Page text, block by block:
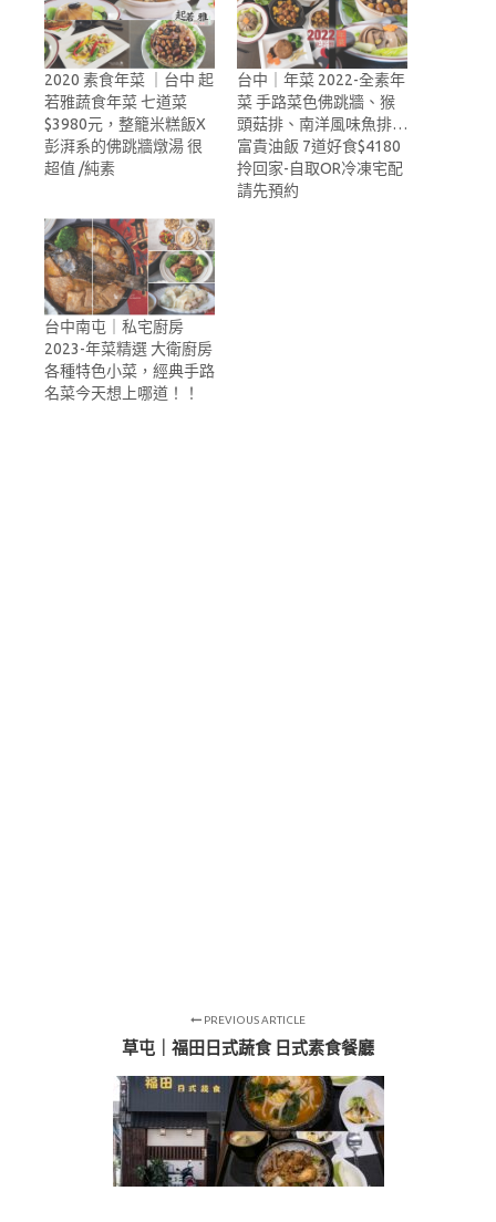
2020 素食年菜 ｜台中 起
若雅蔬食年菜 七道菜
$3980元，整籠米糕飯X
彭湃系的佛跳牆燉湯 很
超值 /純素
台中｜年菜 2022-全素年
菜 手路菜色佛跳牆、猴
頭菇排、南洋風味魚排…
富貴油飯 7道好食$4180
拎回家-自取OR冷凍宅配
請先預約
台中南屯｜私宅廚房
2023-年菜精選 大衛廚房
各種特色小菜，經典手路
名菜今天想上哪道！！
PREVIOUS ARTICLE
草屯｜福田日式蔬食 日式素食餐廳